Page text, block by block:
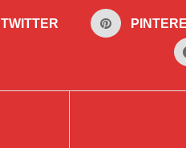
TWITTER